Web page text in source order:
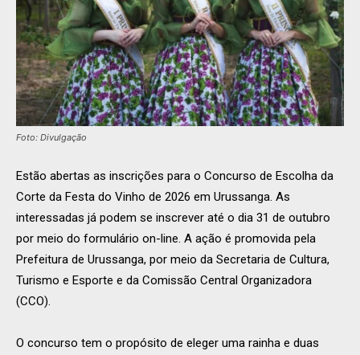
Foto: Divulgação
Estão abertas as inscrições para o Concurso de Escolha da
Corte da Festa do Vinho de 2026 em Urussanga. As
interessadas já podem se inscrever até o dia 31 de outubro
por meio do formulário on-line. A ação é promovida pela
Prefeitura de Urussanga, por meio da Secretaria de Cultura,
Turismo e Esporte e da Comissão Central Organizadora
(CCO).
O concurso tem o propósito de eleger uma rainha e duas